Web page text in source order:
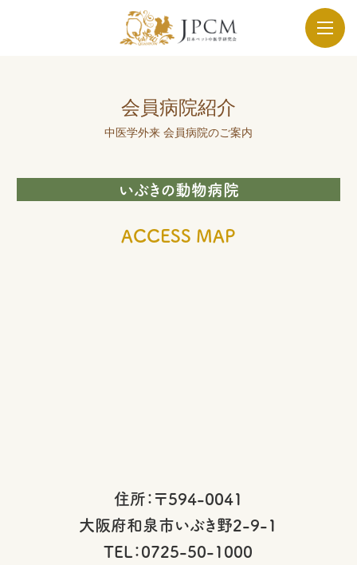
会員病院紹介
中医学外来 会員病院のご案内
いぶきの動物病院
ACCESS MAP
住所：〒594-0041
大阪府和泉市いぶき野2-9-1
TEL：0725-50-1000